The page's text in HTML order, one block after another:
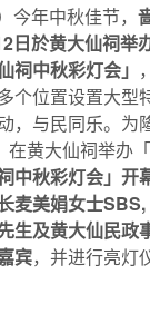
今年中秋佳节，
日於黄大仙祠举
祠中秋彩灯会」
个位置设置大型
，与民同乐。为
在黄大仙祠举办「
中秋彩灯会」开
麦美娟女士SBS,
生及黄大仙民政
宾，并进行亮灯